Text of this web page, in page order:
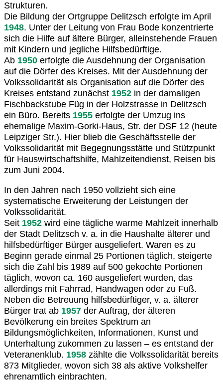
Strukturen.
Die Bildung der Ortgruppe Delitzsch erfolgte im April
1948. Unter der Leitung von Frau Bode konzentrierte
sich die Hilfe auf ältere Bürger, alleinstehende Frauen
mit Kindern und jegliche Hilfsbedürftige.
Ab 1950 erfolgte die Ausdehnung der Organisation
auf die Dörfer des Kreises. Mit der Ausdehnung der
Volkssolidarität als Organisation auf die Dörfer des
Kreises entstand zunächst 1952 in der damaligen
Fischbackstube Füg in der Holzstrasse in Delitzsch
ein Büro. Bereits 1955 erfolgte der Umzug ins
ehemalige Maxim-Gorki-Haus, Str. der DSF 12 (heute
Leipziger Str.). Hier blieb die Geschäftsstelle der
Volkssolidarität mit Begegnungsstätte und Stützpunkt
für Hauswirtschaftshilfe, Mahlzeitendienst, Reisen bis
zum Juni 2004.
In den Jahren nach 1950 vollzieht sich eine
systematische Erweiterung der Leistungen der
Volkssolidarität.
Seit 1952 wird eine tägliche warme Mahlzeit innerhalb
der Stadt Delitzsch v. a. in die Haushalte älterer und
hilfsbedürftiger Bürger ausgeliefert. Waren es zu
Beginn gerade einmal 25 Portionen täglich, steigerte
sich die Zahl bis 1989 auf 500 gekochte Portionen
täglich, wovon ca. 160 ausgeliefert wurden, das
allerdings mit Fahrrad, Handwagen oder zu Fuß.
Neben die Betreuung hilfsbedürftiger, v. a. älterer
Bürger trat ab 1957 der Auftrag, der älteren
Bevölkerung ein breites Spektrum an
Bildungsmöglichkeiten, Informationen, Kunst und
Unterhaltung zukommen zu lassen – es entstand der
Veteranenklub. 1958 zählte die Volkssolidarität bereits
873 Mitglieder, wovon sich 38 als aktive Volkshelfer
ehrenamtlich einbrachten.